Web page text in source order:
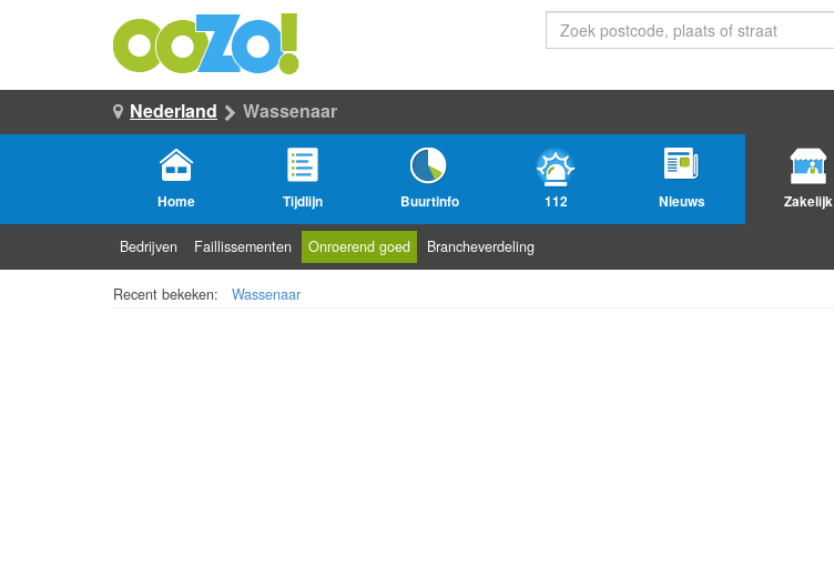
Nederland Wassenaar
Home Tijdlijn Buurtinfo 112 Nieuws Zakelijk
Bedrijven Faillissementen Onroerend goed Brancheverdeling
Recent bekeken: Wassenaar